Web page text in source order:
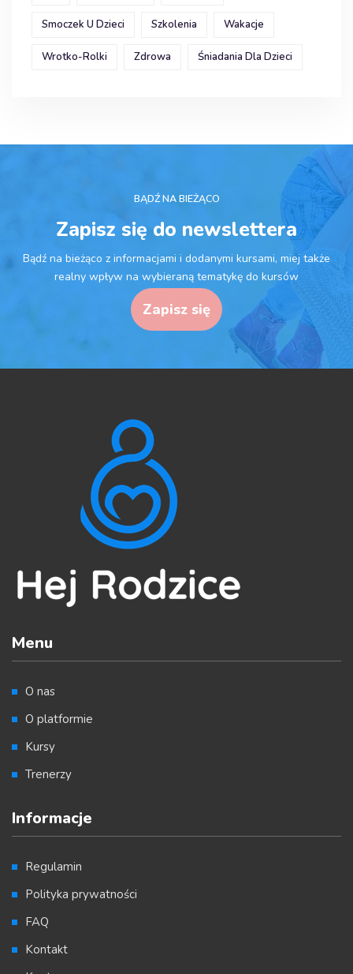
Smoczek U Dzieci Szkolenia Wakacje
Wrotko-Rolki Zdrowa Śniadania Dla Dzieci
BĄDŹ NA BIEŻĄCO
Zapisz się do newslettera
Bądź na bieżąco z informacjami i dodanymi kursami, miej także
realny wpływ na wybieraną tematykę do kursów
Zapisz się
Menu
O nas
O platformie
Kursy
Trenerzy
Informacje
Regulamin
Polityka prywatności
FAQ
Kontakt